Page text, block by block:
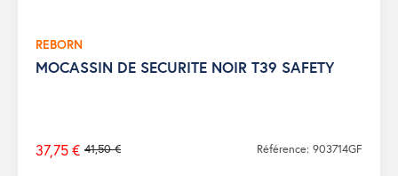
REBORN
MOCASSIN DE SECURITE NOIR T39 SAFETY
Prix
41,50 €
37,75 € Référence: 903714GF